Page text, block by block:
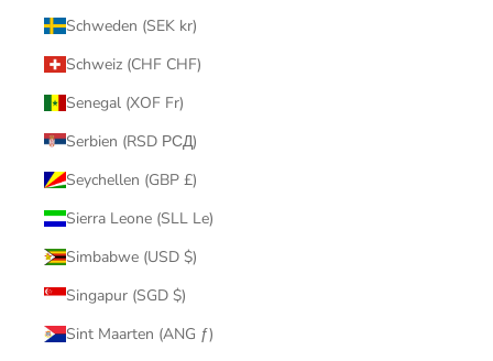
Schweden (SEK kr)
Schweiz (CHF CHF)
Senegal (XOF Fr)
Serbien (RSD РСД)
Seychellen (GBP £)
Sierra Leone (SLL Le)
Simbabwe (USD $)
Singapur (SGD $)
Sint Maarten (ANG ƒ)